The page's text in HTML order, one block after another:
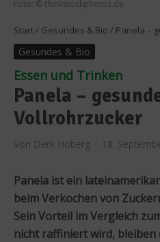
Foto: © thinkstockphotos.de
Start / Gesundes & Bio / Panela –
Gesundes & Bio
Essen und Trinken
Panela –
Vollrohrzucker
Von Derk Hoberg 18.
Panela ist ein
beim Verkochen von
Sein Vorteil im Vergleich
nicht raffiniert wird, bleiben